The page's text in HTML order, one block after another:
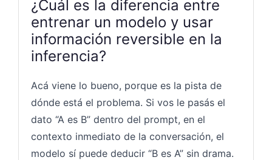
¿Cuál es la diferencia entre
entrenar un modelo y usar
información reversible en la
inferencia?
Acá viene lo bueno, porque es la pista de
dónde está el problema. Si vos le pasás el
dato “A es B” dentro del prompt, en el
contexto inmediato de la conversación, el
modelo sí puede deducir “B es A” sin drama.